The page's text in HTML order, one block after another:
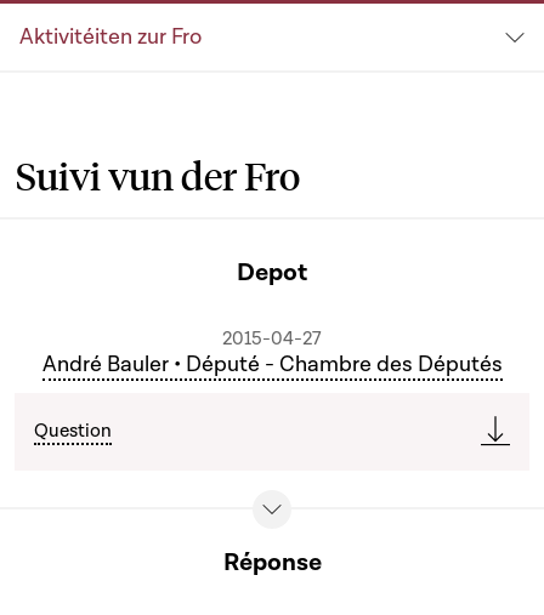
Aktivitéiten zur Fro
Suivi vun der Fro
Depot
2015-04-27
André Bauler • Député - Chambre des Députés
Question
Réponse